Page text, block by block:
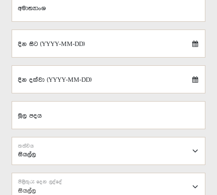
අමාත්‍යාංශ
දින සිට (YYYY-MM-DD)
දින දක්වා (YYYY-MM-DD)
මූල පදය
තත්වය
සියල්ල
පිළිතුරු දෙන ලද්දේ